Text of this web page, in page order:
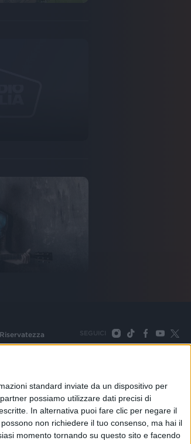
standard inviate da un dispositivo per
possiamo utilizzare dati precisi di
In alternativa puoi fare clic per negare il
non richiedere il tuo consenso, ma hai il
momento tornando su questo sito e facendo
Riservatezza SEGUICI